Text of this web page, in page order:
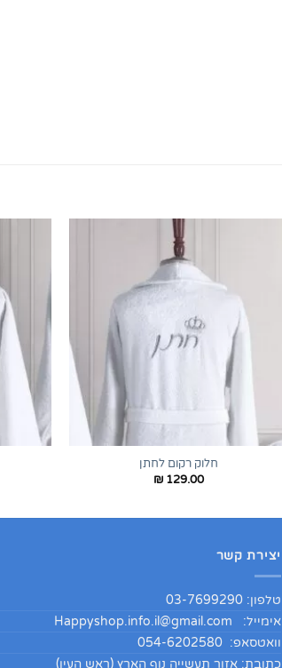
+
חלוק רקום לחתן
₪129.00
יצירת קשר
טלפון: 03-7699290
אימייל: Happyshop.info.il@gmail.com
וואטסאפ: 054-6202580
כתובת: אזור תעשייה נוף הארץ (ראש העין)